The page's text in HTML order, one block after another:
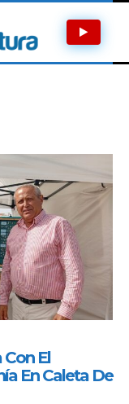
Con El
En Caleta De